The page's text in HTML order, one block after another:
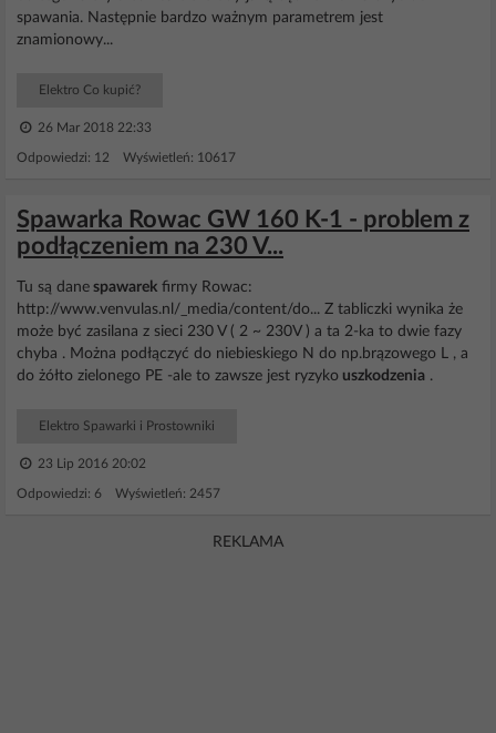
spawania. Następnie bardzo ważnym parametrem jest
znamionowy...
Elektro Co kupić?
26 Mar 2018 22:33
Odpowiedzi: 12 Wyświetleń: 10617
Spawarka Rowac GW 160 K-1 - problem z
podłączeniem na 230 V...
Tu są dane spawarek firmy Rowac:
http://www.venvulas.nl/_media/content/do... Z tabliczki wynika że
może być zasilana z sieci 230 V ( 2 ~ 230V ) a ta 2-ka to dwie fazy
chyba . Można podłączyć do niebieskiego N do np.brązowego L , a
do żółto zielonego PE -ale to zawsze jest ryzyko uszkodzenia .
Elektro Spawarki i Prostowniki
23 Lip 2016 20:02
Odpowiedzi: 6 Wyświetleń: 2457
REKLAMA